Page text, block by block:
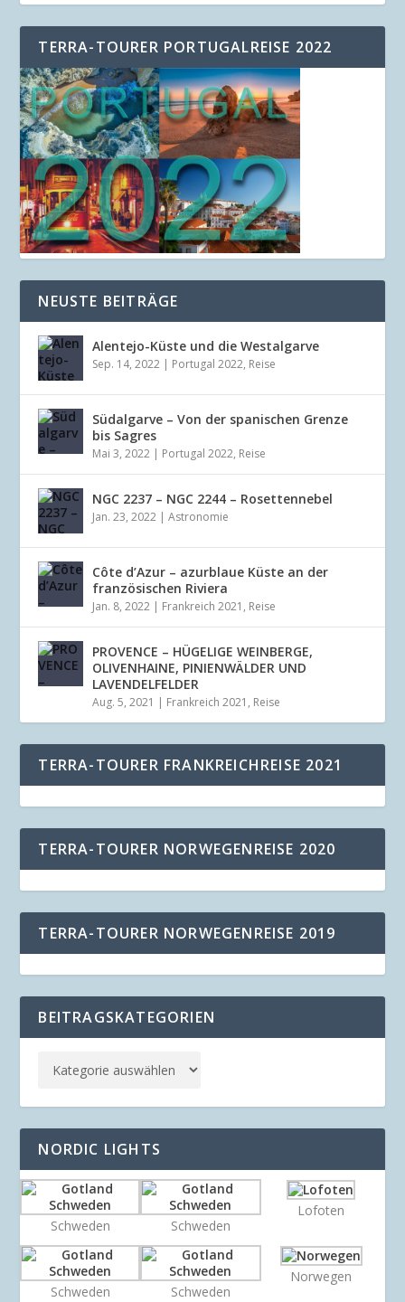
TERRA-TOURER PORTUGALREISE 2022
NEUSTE BEITRÄGE
Alentejo-Küste und die Westalgarve
Sep. 14, 2022 | Portugal 2022, Reise
Südalgarve – Von der spanischen Grenze
bis Sagres
Mai 3, 2022 | Portugal 2022, Reise
NGC 2237 – NGC 2244 – Rosettennebel
Jan. 23, 2022 |Astronomie
Côte d’Azur – azurblaue Küste an der
französischen Riviera
Jan. 8, 2022 | Frankreich 2021 , Reise
PROVENCE – HÜGELIGE WEINBERGE,
OLIVENHAINE, PINIENWÄLDER UND
LAVENDELFELDER
Aug. 5, 2021 | Frankreich 2021 , Reise
TERRA-TOURER FRANKREICHREISE 2021
TERRA-TOURER NORWEGENREISE 2020
TERRA-TOURER NORWEGENREISE 2019
BEITRAGSKATEGORIEN
NORDIC LIGHTS
Schweden Schweden
Lofoten
Schweden Schweden
Norwegen